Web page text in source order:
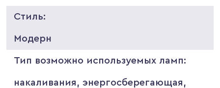
Стиль:
Модерн
Тип возможно используемых ламп:
накаливания, энергосберегающая,